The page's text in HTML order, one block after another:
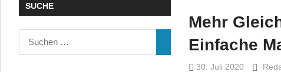
Wissenschaft
&
Politik
Mehr
Einfache
30. Juli 2020
SUCHE